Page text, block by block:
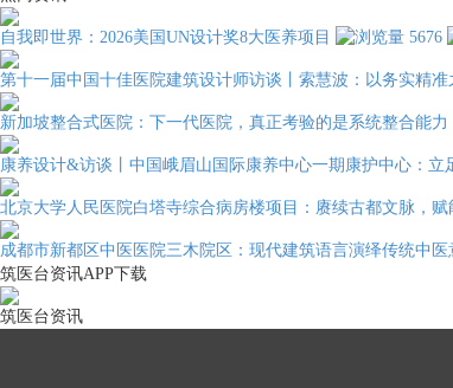
自我即世界：2026美国UN设计奖8大医养项目 5676
第十一届中国十佳医院建筑设计师访谈丨索慧波：以务实精
新加坡整合式医院：下一代医院，真正考验的是系统整合能力
康养设计&访谈丨中国峨眉山国际康养中心一期康护中心：
北京大学人民医院白塔寺综合病房楼项目：赓续古都文脉，赋
成都市新都区中医医院三木院区：现代建筑语言演绎传统中医
筑医台资讯APP下载
筑医台资讯